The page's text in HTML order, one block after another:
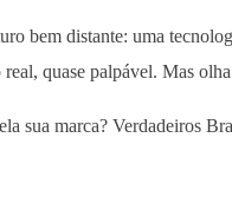
bem distante: uma
quase palpável. Mas
sua marca? Verdadeiros